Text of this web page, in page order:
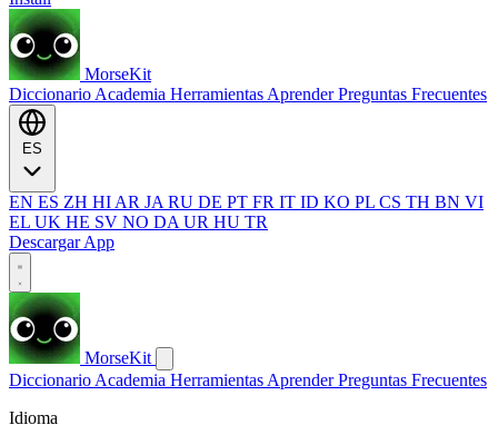
MorseKit
Diccionario Academia Herramientas AprenderPreguntas Frecuentes
EN ES ZH HI AR JA RU DE PT FR IT ID KO PL CS TH BN VI
EL UK HE SV NO DA UR HU TR
Descargar App
MorseKit
Diccionario Academia Herramientas AprenderPreguntas Frecuentes
Idioma